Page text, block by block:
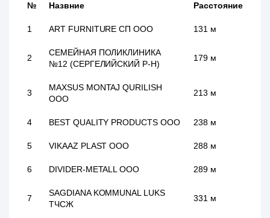
№ Назвние Расстояние
1 ART FURNITURE СП ООО 131 м
2
СЕМЕЙНАЯ ПОЛИКЛИНИКА
№12 (СЕРГЕЛИЙСКИЙ Р-Н)
179 м
3
MAXSUS MONTAJ QURILISH
ООО
213 м
4 BEST QUALITY PRODUCTS ООО 238 м
5 VIKAAZ PLAST ООО 288 м
6 DIVIDER-METALL ООО 289 м
7
SAGDIANA KOMMUNAL LUKS
ТЧСЖ
331 м